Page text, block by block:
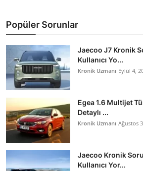
Popüler Sorunlar
Jaecoo J7 Kronik
Kullanıcı Yo...
Kronik Uzmanı Eylül 4,
Egea 1.6 Multijet
Detaylı ...
Kronik Uzmanı Ağustos
Jaecoo Kronik
Kullanıcı Yor...